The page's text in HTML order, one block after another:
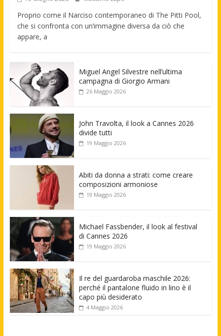
Proprio come il Narciso contemporaneo di The Pitti Pool,
che si confronta con un’immagine diversa da ciò che
appare, a
Miguel Angel Silvestre nell’ultima
campagna di Giorgio Armani
26 Maggio 2026
John Travolta, il look a Cannes 2026
divide tutti
19 Maggio 2026
Abiti da donna a strati: come creare
composizioni armoniose
19 Maggio 2026
Michael Fassbender, il look al festival
di Cannes 2026
19 Maggio 2026
Il re del guardaroba maschile 2026:
perché il pantalone fluido in lino è il
capo più desiderato
4 Maggio 2026